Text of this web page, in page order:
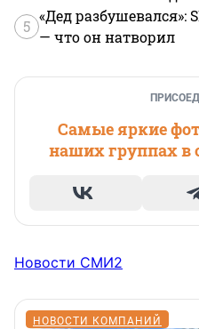
5
«Дед разбушевался»:
— что он натворил
Самые яркие
наших группах в
Новости СМИ2
НОВОСТИ КОМПАНИЙ